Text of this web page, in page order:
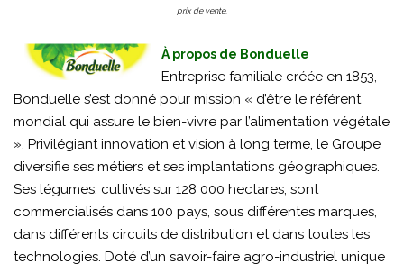
prix de vente.
À propos de Bonduelle
Entreprise familiale créée en 1853,
Bonduelle s’est donné pour mission « d’être le référent
mondial qui assure le bien-vivre par l’alimentation végétale
». Privilégiant innovation et vision à long terme, le Groupe
diversifie ses métiers et ses implantations géographiques.
Ses légumes, cultivés sur 128 000 hectares, sont
commercialisés dans 100 pays, sous différentes marques,
dans différents circuits de distribution et dans toutes les
technologies. Doté d’un savoir-faire agro-industriel unique